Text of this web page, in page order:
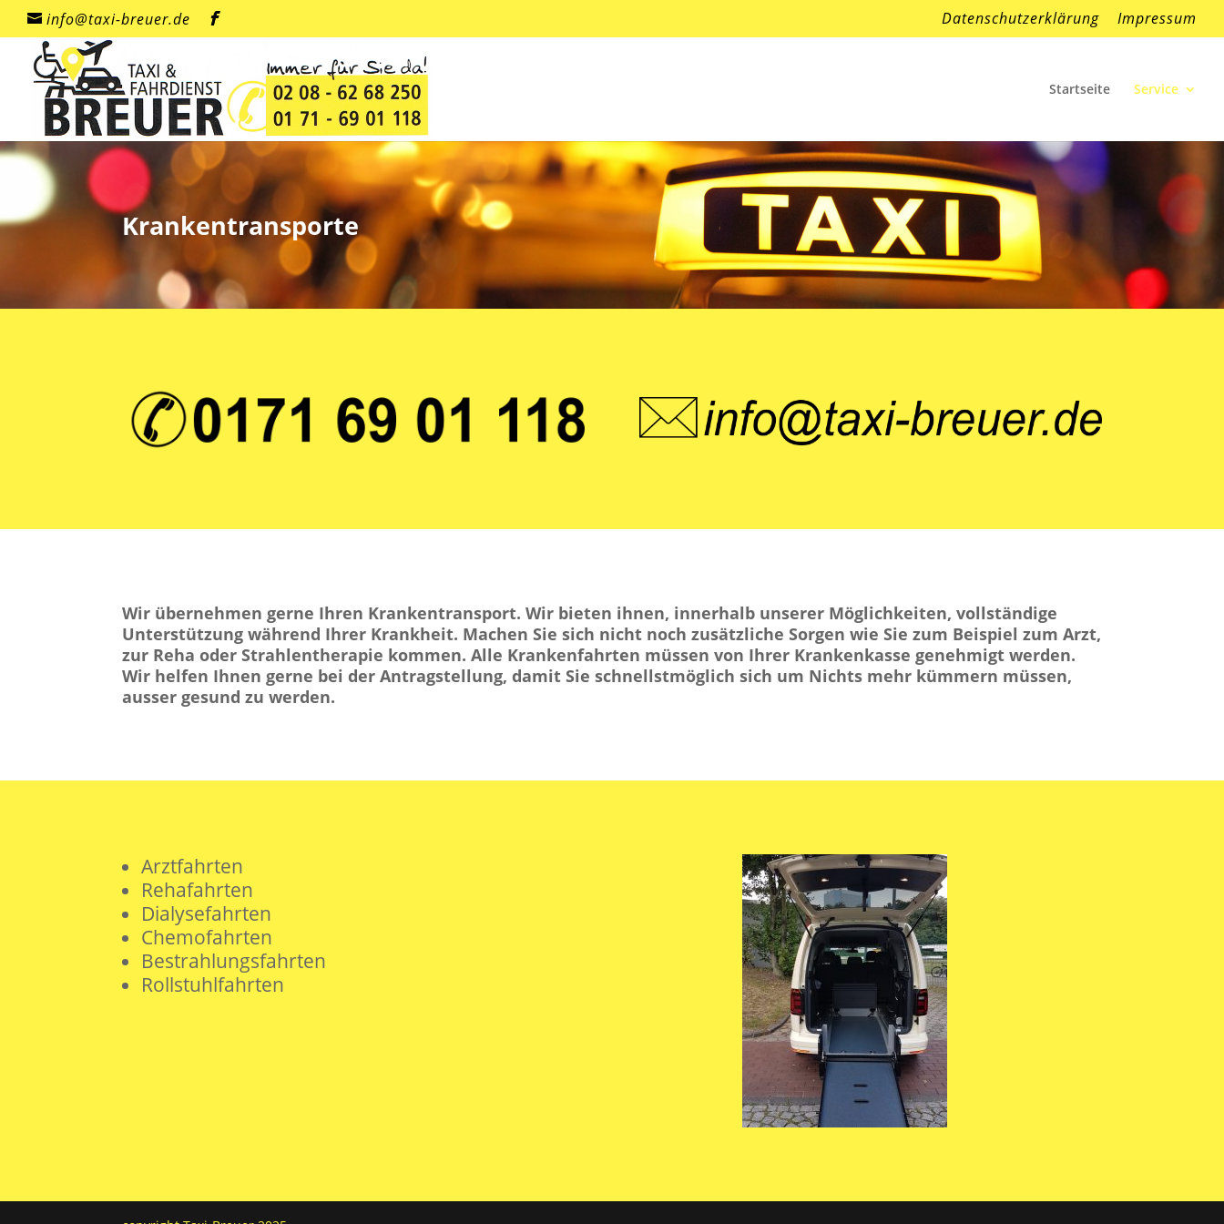
info@taxi-breuer.de Datenschutzerklärung Impressum
Startseite Service
Krankentransporte
Wir übernehmen gerne Ihren Krankentransport. Wir bieten ihnen, innerhalb unserer Möglichkeiten, vollständige
Unterstützung während Ihrer Krankheit. Machen Sie sich nicht noch zusätzliche Sorgen wie Sie zum Beispiel zum Arzt,
zur Reha oder Strahlentherapie kommen. Alle Krankenfahrten müssen von Ihrer Krankenkasse genehmigt werden.
Wir helfen Ihnen gerne bei der Antragstellung, damit Sie schnellstmöglich sich um Nichts mehr kümmern müssen,
ausser gesund zu werden.
Arztfahrten
Rehafahrten
Dialysefahrten
Chemofahrten
Bestrahlungsfahrten
Rollstuhlfahrten